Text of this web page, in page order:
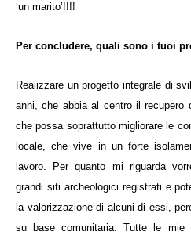
‘un marito’!!!!
Per concludere, quali sono i tuoi
Realizzare un progetto integrale di
anni, che abbia al centro il recupero
che possa soprattutto migliorare le
locale, che vive in un forte
lavoro. Per quanto mi riguarda
grandi siti archeologici registrati e
la valorizzazione di alcuni di essi,
su base comunitaria. Tutte le mie